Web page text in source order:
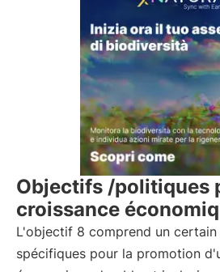
Objectifs /politiques
croissance
L'objectif 8 comprend un
spécifiques pour la promotion